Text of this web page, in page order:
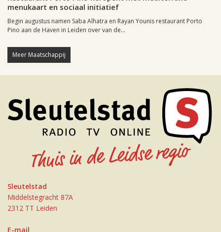
menukaart en sociaal initiatief
Begin augustus namen Saba Alhatra en Rayan Younis restaurant Porto
Pino aan de Haven in Leiden over van de...
Meer Maatschappij
Sleutelstad
Middelstegracht 87A
2312 TT Leiden
E-mail